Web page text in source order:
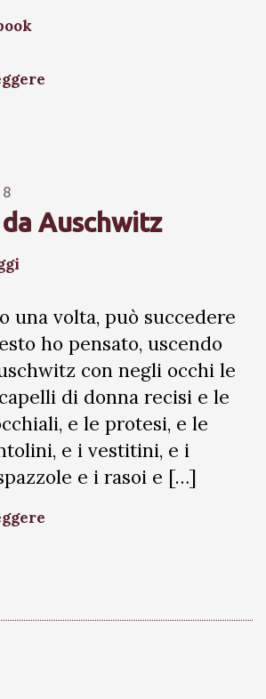
Auschwitz
una volta, può succedere
ho pensato, uscendo
con negli occhi le
di donna recisi e le
e le protesi, e le
e i vestitini, e i
e i rasoi e […]